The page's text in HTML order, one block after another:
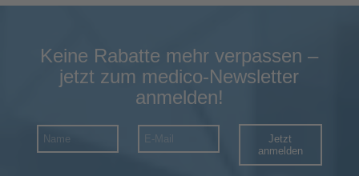
Keine Rabatte mehr verpassen –
jetzt zum medico-Newsletter
anmelden!
Jetzt
anmelden